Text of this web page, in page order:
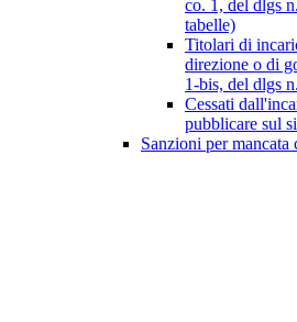
co. 1, del dlgs
tabelle)
Titolari di
direzione o di
1-bis, del dlgs
Cessati
pubblicare sul
Sanzioni per